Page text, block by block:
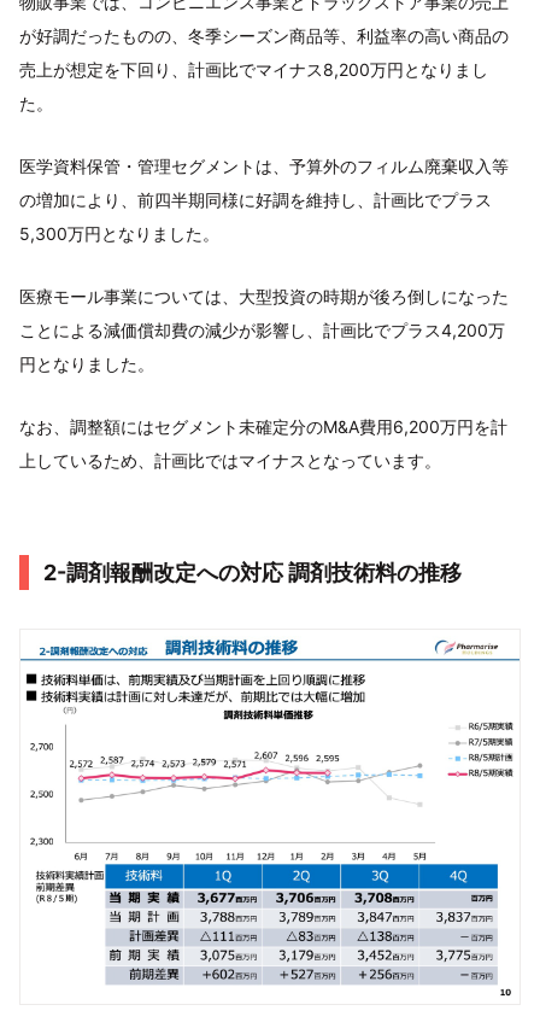
が好調だったものの、冬季シーズン商品等、利益率の高い商品の
売上が想定を下回り、計画比でマイナス8,200万円となりまし
た。
医学資料保管・管理セグメントは、予算外のフィルム廃棄収入等
の増加により、前四半期同様に好調を維持し、計画比でプラス
5,300万円となりました。
医療モール事業については、大型投資の時期が後ろ倒しになった
ことによる減価償却費の減少が影響し、計画比でプラス4,200万
円となりました。
なお、調整額にはセグメント未確定分のM&A費用6,200万円を計
上しているため、計画比ではマイナスとなっています。
2-調剤報酬改定への対応 調剤技術料の推移